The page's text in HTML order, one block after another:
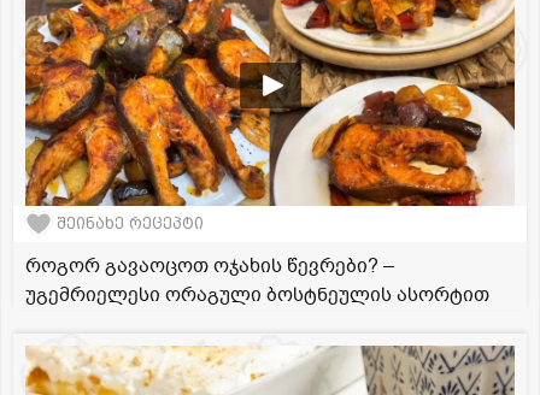
შეინახე რეცეპტი
როგორ გავაოცოთ ოჯახის წევრები? –
უგემრიელესი ორაგული ბოსტნეულის ასორტით